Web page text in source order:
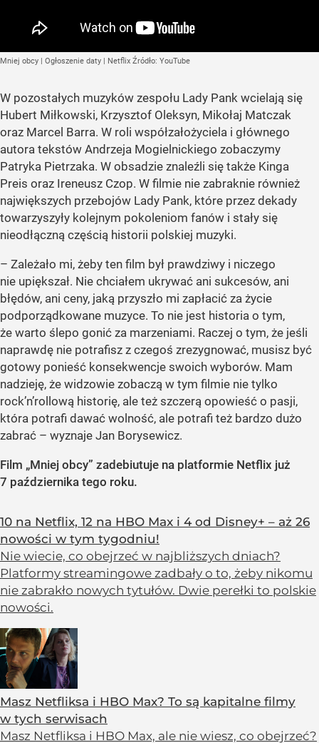
Mniej obcy | Ogłoszenie daty | Netflix Źródło: YouTube
W pozostałych muzyków zespołu Lady Pank wcielają się
Hubert Miłkowski, Krzysztof Oleksyn, Mikołaj Matczak
oraz Marcel Barra. W roli współzałożyciela i głównego
autora tekstów Andrzeja Mogielnickiego zobaczymy
Patryka Pietrzaka. W obsadzie znaleźli się także Kinga
Preis oraz Ireneusz Czop. W filmie nie zabraknie również
największych przebojów Lady Pank, które przez dekady
towarzyszyły kolejnym pokoleniom fanów i stały się
nieodłączną częścią historii polskiej muzyki.
– Zależało mi, żeby ten film był prawdziwy i niczego
nie upiększał. Nie chciałem ukrywać ani sukcesów, ani
błędów, ani ceny, jaką przyszło mi zapłacić za życie
podporządkowane muzyce. To nie jest historia o tym,
że warto ślepo gonić za marzeniami. Raczej o tym, że jeśli
naprawdę nie potrafisz z czegoś zrezygnować, musisz być
gotowy ponieść konsekwencje swoich wyborów. Mam
nadzieję, że widzowie zobaczą w tym filmie nie tylko
rock’n’rollową historię, ale też szczerą opowieść o pasji,
która potrafi dawać wolność, ale potrafi też bardzo dużo
zabrać – wyznaje Jan Borysewicz.
Film „Mniej obcy” zadebiutuje na platformie Netflix już
7 października tego roku.
10 na Netflix, 12 na HBO Max i 4 od Disney+ – aż 26
nowości w tym tygodniu!
Nie wiecie, co obejrzeć w najbliższych dniach?
Platformy streamingowe zadbały o to, żeby nikomu
nie zabrakło nowych tytułów. Dwie perełki to polskie
nowości.
Masz Netfliksa i HBO Max? To są kapitalne filmy
w tych serwisach
Masz Netfliksa i HBO Max, ale nie wiesz, co obejrzeć?